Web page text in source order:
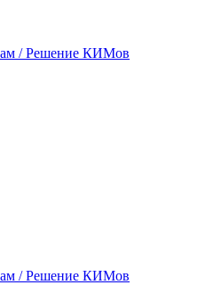
/ Решение КИМов
/ Решение КИМов